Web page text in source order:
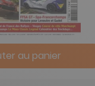
-56%
au panier